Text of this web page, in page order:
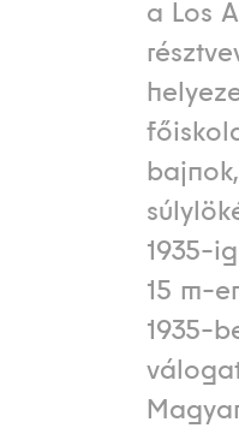
a Los
1935-
15 m-
1935-